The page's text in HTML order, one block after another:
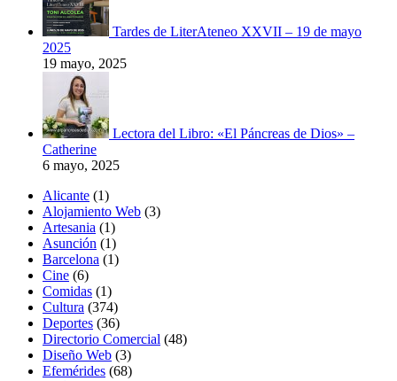
Tardes de LiterAteneo XXVII – 19 de mayo
2025
19 mayo, 2025
Lectora del Libro: «El Páncreas de Dios» –
Catherine
6 mayo, 2025
Alicante (1)
Alojamiento Web (3)
Artesania (1)
Asunción (1)
Barcelona (1)
Cine (6)
Comidas (1)
Cultura (374)
Deportes (36)
Directorio Comercial (48)
Diseño Web (3)
Efemérides (68)